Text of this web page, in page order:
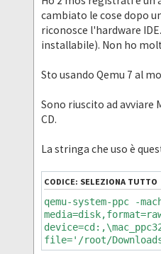
cambiato le cose dopo
riconosce l'hardware
installabile). Non ho
Sto usando Qemu 7 al
Sono riuscito ad avviare
CD.
La stringa che uso è
CODICE: SELEZIONA TUTTO
qemu-system-ppc -
file='/root/